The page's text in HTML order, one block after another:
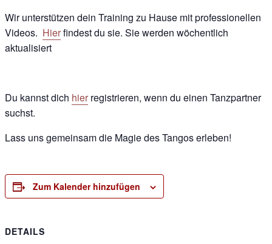
Wir unterstützen dein Training zu Hause mit professionellen
Videos. Hierfindest du sie. Sie werden wöchentlich
aktualisiert
Du kannst dich hier registrieren, wenn du einen Tanzpartner
suchst.
Lass uns gemeinsam die Magie des Tangos erleben!
Zum Kalender hinzufügen
DETAILS